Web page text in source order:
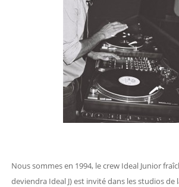
Nous sommes en 1994, le crew Ideal Junior
deviendra Ideal J) est invité dans les studios de